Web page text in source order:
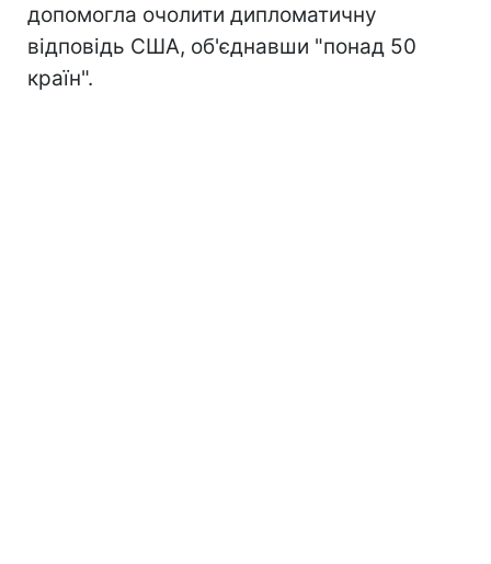
допомогла очолити дипломатичну
відповідь США, об'єднавши "понад 50
країн".